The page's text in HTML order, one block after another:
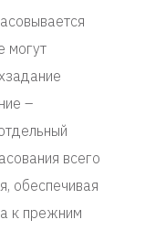
могут
–
всего
обеспечивая
к прежним